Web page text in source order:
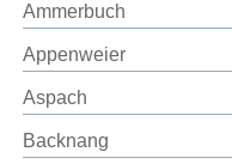
Ammerbuch
Appenweier
Aspach
Backnang